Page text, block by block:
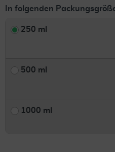
In folgenden
250 ml
500 ml
1000 ml